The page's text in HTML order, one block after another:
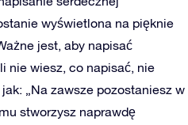
wyświetlona na pięknie
jest, aby napisać
nie wiesz, co napisać, nie
„Na zawsze pozostaniesz w
stworzysz naprawdę